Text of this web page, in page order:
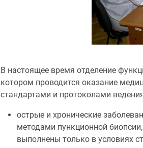
В настоящее время отделение
котором проводится оказание
стандартами и протоколами
острые и хронические
методами пункционной
выполнены только в условиях